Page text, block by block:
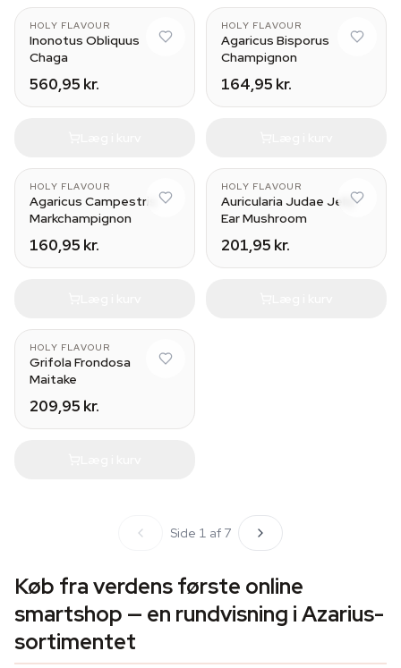
HOLY FLAVOUR
Inonotus Obliquus
Chaga
560,95 kr.
HOLY FLAVOUR
Agaricus Bisporus
Champignon
164,95 kr.
HOLY FLAVOUR
Agaricus Campestris
Markchampignon
160,95 kr.
HOLY FLAVOUR
Auricularia Judae Jelly
Ear Mushroom
201,95 kr.
HOLY FLAVOUR
Grifola Frondosa
Maitake
209,95 kr.
Side 1 af 7
Køb fra verdens første online
smartshop — en rundvisning i Azarius-
sortimentet